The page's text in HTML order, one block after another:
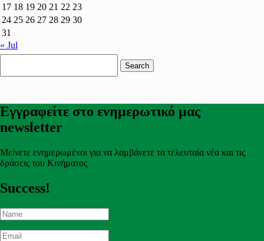
17 18 19 20 21 22 23
24 25 26 27 28 29 30
31
« Jul
Εγγραφείτε στο ενημερωτικό μας
newsletter
Μείνετε ενημερωμένοι για να λαμβάνετε τα τελευταία νέα και τις
δράσεις του Κινήματος
Success!